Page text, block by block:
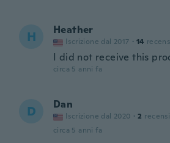
H Heather
Iscrizione dal 2017 · 14
I did not receive this
circa 5 anni fa
D Dan
Iscrizione dal 2020 · 2
circa 5 anni fa